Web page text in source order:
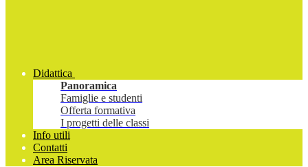
Didattica
Panoramica
Famiglie e studenti
Offerta formativa
I progetti delle classi
Info utili
Contatti
Area Riservata